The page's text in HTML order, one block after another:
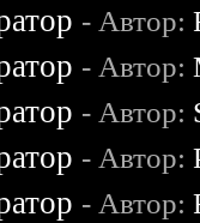
- Автор:
- Автор:
- Автор:
- Автор:
- Автор: